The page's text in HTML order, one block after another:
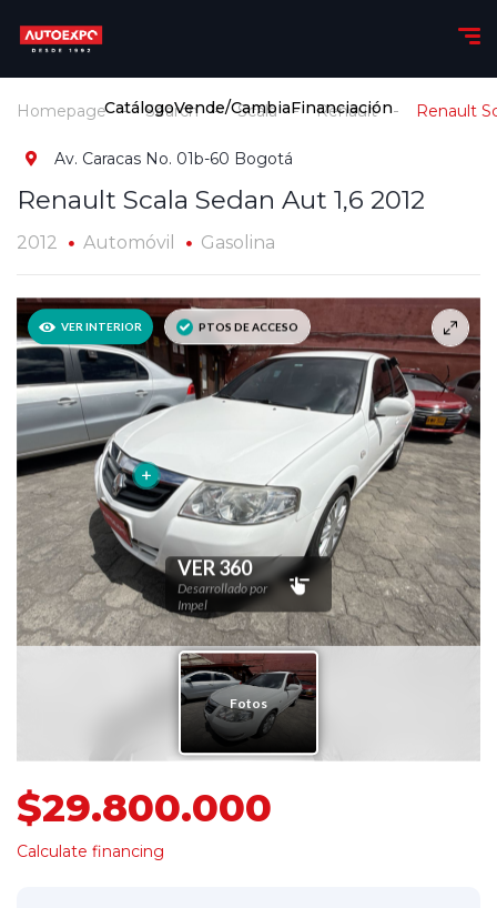
CatálogoVende/CambiaFinanciación
Homepage Search Scala Renault Renault
Av. Caracas No. 01b-60 Bogotá
Renault Scala Sedan Aut 1,6 2012
2012 Automóvil Gasolina
$29.800.000
Calculate financing